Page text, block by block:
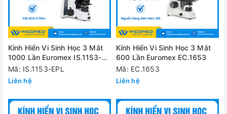
Kính Hiển Vi Sinh Học 3 Mắt
1000 Lần Euromex IS.1153-
EPL
Mã: IS.1153-EPL
Liên hệ
Kính Hiển Vi Sinh Học 3 Mắt
600 Lần Euromex EC.1653
Mã: EC.1653
Liên hệ